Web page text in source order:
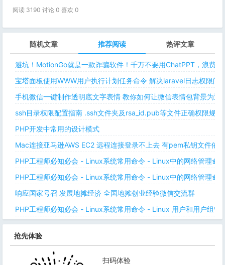
阅读 3190 讨论 0 喜欢 0
随机文章 推荐阅读 热评文章
避坑！MotionGo就是一款诈骗软件！千万不要用ChatPPT，浪费时
宝塔面板使用WWW用户执行计划任务命令 解决laravel日志权限问
手机微信一键制作透明底文字表情 教你如何让微信表情包背景为
ssh目录权限配置指南 .ssh文件夹及rsa_id.pub等文件正确权限规则
PHP开发中常用的设计模式
Mac连接亚马逊AWS EC2 远程连接登录不上去 有pem私钥文件依
PHP工程师必知必会 - Linux系统常用命令 - Linux中的网络管理命
PHP工程师必知必会 - Linux系统常用命令 - Linux中的网络管理命
响应国家号召 发展地摊经济 全国地摊创业经验微信交流群
PHP工程师必知必会 - Linux系统常用命令 - Linux 用户和用户组管
抢先体验
扫码体验